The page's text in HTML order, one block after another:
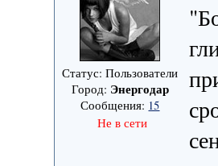
Статус: Пользователи
Город: Энергодар
Сообщения: 15
Не в сети